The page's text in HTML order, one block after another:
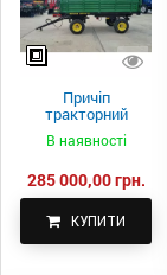
Причіп
тракторний
самоскидний
Spike 2 ПТС-4
В наявності
285 000,00 грн.
КУПИТИ